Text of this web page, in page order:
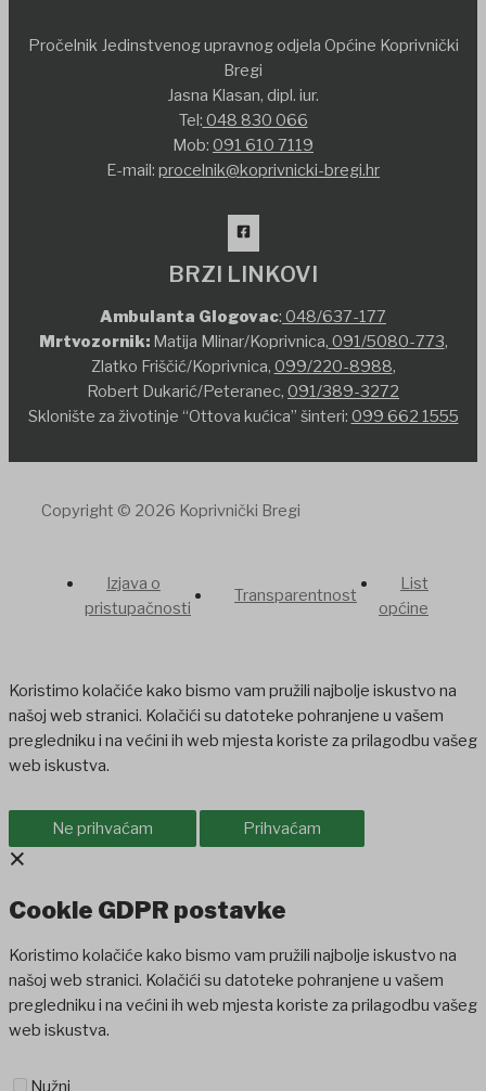
Pročelnik Jedinstvenog upravnog odjela Općine Koprivnički
Bregi
Jasna Klasan, dipl. iur.
Tel: 048 830 066
Mob: 091 610 7119
E-mail: procelnik@koprivnicki-bregi.hr
BRZI LINKOVI
Ambulanta Glogovac: 048/637-177
Mrtvozornik:Matija Mlinar/Koprivnica, 091/5080-773,
Zlatko Friščić/Koprivnica, 099/220-8988,
Robert Dukarić/Peteranec, 091/389-3272
Sklonište za životinje “Ottova kućica” šinteri: 099 662 1555
Copyright © 2026 Koprivnički Bregi
Izjava o
pristupačnosti
Transparentnost
List
općine
Koristimo kolačiće kako bismo vam pružili najbolje iskustvo na
našoj web stranici. Kolačići su datoteke pohranjene u vašem
pregledniku i na većini ih web mjesta koriste za prilagodbu vašeg
web iskustva.
Ne prihvaćam Prihvaćam
×
Cookie GDPR postavke
Koristimo kolačiće kako bismo vam pružili najbolje iskustvo na
našoj web stranici. Kolačići su datoteke pohranjene u vašem
pregledniku i na većini ih web mjesta koriste za prilagodbu vašeg
web iskustva.
Nužni